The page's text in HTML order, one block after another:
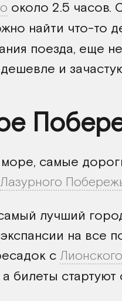
около 2.5 часов.
найти что-то
поезда, еще
дешевле и
самые
Лазурного
лучший
на все
с
билеты стартуют